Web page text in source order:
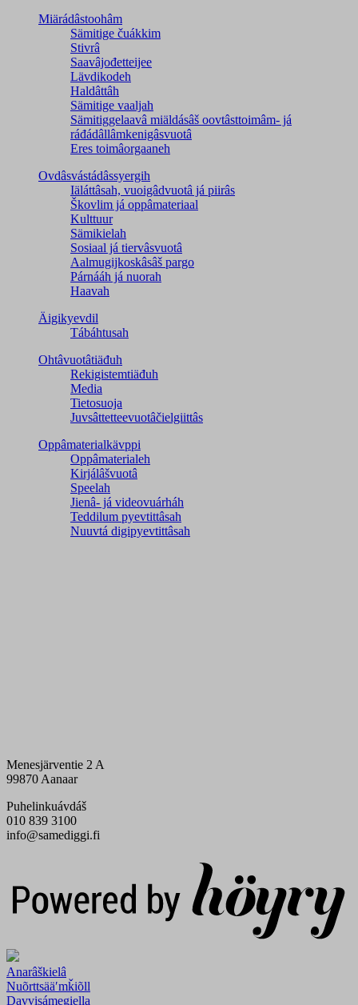
Miärádâstoohâm
Sämitige čuákkim
Stivrâ
Saavâjođetteijee
Lävdikodeh
Haldâttâh
Sämitige vaaljah
Sämitiggelaavâ miäldásâš oovtâsttoimâm- já
ráđádâllâmkenigâsvuotâ
Eres toimâorgaaneh
Ovdâsvástádâssyergih
Iäláttâsah, vuoigâdvuotâ já piirâs
Škovlim já oppâmateriaal
Kulttuur
Sämikielah
Sosiaal já tiervâsvuotâ
Aalmugijkoskâsâš pargo
Párnááh já nuorah
Haavah
Äigikyevdil
Tábáhtusah
Ohtâvuotâtiäđuh
Rekigistemtiäđuh
Media
Tietosuoja
Juvsâttetteevuotâčielgiittâs
Oppâmaterialkävppi
Oppâmaterialeh
Kirjálâšvuotâ
Speelah
Jienâ- já videovuárháh
Teddilum pyevtittâsah
Nuuvtá digipyevtittâsah
Menesjärventie 2 A
99870 Aanaar
Puhelinkuávdáš
010 839 3100
info@samediggi.fi
Anarâškielâ
Nuõrttsääʹmǩiõll
Davvisámegiella